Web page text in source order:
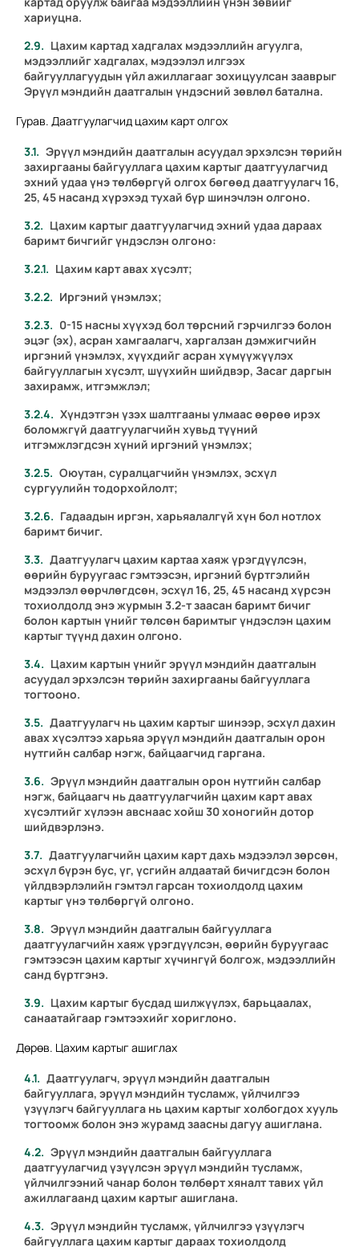
хариуцна.
Цахим картад хадгалах мэдээллийн агуулга,
мэдээллийг хадгалах, мэдээлэл илгээх
байгууллагуудын үйл ажиллагааг зохицуулсан зааврыг
Эрүүл мэндийн даатгалын үндэсний зөвлөл батална.
Гурав. Даатгуулагчид цахим карт олгох
Эрүүл мэндийн даатгалын асуудал эрхэлсэн төрийн
захиргааны байгууллага цахим картыг даатгуулагчид
эхний удаа үнэ төлбөргүй олгох бөгөөд даатгуулагч 16,
25, 45 насанд хүрэхэд тухай бүр шинэчлэн олгоно.
Цахим картыг даатгуулагчид эхний удаа дараах
баримт бичгийг үндэслэн олгоно:
Цахим карт авах хүсэлт;
Иргэний үнэмлэх;
0-15 насны хүүхэд бол төрсний гэрчилгээ болон
эцэг (эх), асран хамгаалагч, харгалзан дэмжигчийн
иргэний үнэмлэх, хүүхдийг асран хүмүүжүүлэх
байгууллагын хүсэлт, шүүхийн шийдвэр, Засаг даргын
захирамж, итгэмжлэл;
Хүндэтгэн үзэх шалтгааны улмаас өөрөө ирэх
боломжгүй даатгуулагчийн хувьд түүний
итгэмжлэгдсэн хүний иргэний үнэмлэх;
Оюутан, суралцагчийн үнэмлэх, эсхүл
сургуулийн тодорхойлолт;
Гадаадын иргэн, харьяалалгүй хүн бол нотлох
баримт бичиг.
Даатгуулагч цахим картаа хаяж үрэгдүүлсэн,
өөрийн буруугаас гэмтээсэн, иргэний бүртгэлийн
мэдээлэл өөрчлөгдсөн, эсхүл 16, 25, 45 насанд хүрсэн
тохиолдолд энэ журмын 3.2-т заасан баримт бичиг
болон картын үнийг төлсөн баримтыг үндэслэн цахим
картыг түүнд дахин олгоно.
Цахим картын үнийг эрүүл мэндийн даатгалын
асуудал эрхэлсэн төрийн захиргааны байгууллага
тогтооно.
Даатгуулагч нь цахим картыг шинээр, эсхүл дахин
авах хүсэлтээ харьяа эрүүл мэндийн даатгалын орон
нутгийн салбар нэгж, байцаагчид гаргана.
Эрүүл мэндийн даатгалын орон нутгийн салбар
нэгж, байцаагч нь даатгуулагчийн цахим карт авах
хүсэлтийг хүлээн авснаас хойш 30 хоногийн дотор
шийдвэрлэнэ.
Даатгуулагчийн цахим карт дахь мэдээлэл зөрсөн,
эсхүл бүрэн бус, үг, үсгийн алдаатай бичигдсэн болон
үйлдвэрлэлийн гэмтэл гарсан тохиолдолд цахим
картыг үнэ төлбөргүй олгоно.
Эрүүл мэндийн даатгалын байгууллага
даатгуулагчийн хаяж үрэгдүүлсэн, өөрийн буруугаас
гэмтээсэн цахим картыг хүчингүй болгож, мэдээллийн
санд бүртгэнэ.
Цахим картыг бусдад шилжүүлэх, барьцаалах,
санаатайгаар гэмтээхийг хориглоно.
Дөрөв. Цахим картыг ашиглах
Даатгуулагч, эрүүл мэндийн даатгалын
байгууллага, эрүүл мэндийн тусламж, үйлчилгээ
үзүүлэгч байгууллага нь цахим картыг холбогдох хууль
тогтоомж болон энэ журамд заасны дагуу ашиглана.
Эрүүл мэндийн даатгалын байгууллага
даатгуулагчид үзүүлсэн эрүүл мэндийн тусламж,
үйлчилгээний чанар болон төлбөрт хяналт тавих үйл
ажиллагаанд цахим картыг ашиглана.
Эрүүл мэндийн тусламж, үйлчилгээ үзүүлэгч
байгууллага цахим картыг дараах тохиолдолд